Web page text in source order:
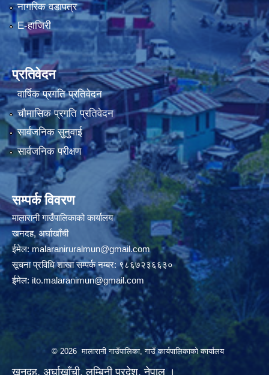
नागरिक वडापत्र
E-हाजिरी
प्रतिवेदन
वार्षिक प्रगति प्रतिवेदन
चौमासिक प्रगति प्रतिवेदन
सार्वजनिक सुनुवाई
सार्वजनिक परीक्षण
सम्पर्क विवरण
मालारानी गाउँपालिकाको कार्यालय
खनदह, अर्घाखाँची
ईमेल: malaraniruralmun@gmail.com
सूचना प्रविधि शाखा सम्पर्क नम्बर: ९८६७२३६६३०
ईमेल: ito.malaranimun@gmail.com
© 2026 मालारानी गाउँपालिका, गाउँ कार्यपालिकाको कार्यालय
खनदह, अर्घाखाँची, लुम्बिनी प्रदेश, नेपाल ।